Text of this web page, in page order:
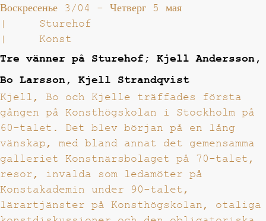
Воскресенье 3/04 - Четверг 5 мая
|
Sturehof
|
Konst
Tre vänner på Sturehof; Kjell Andersson,
Bo Larsson, Kjell Strandqvist
Kjell, Bo och Kjelle träffades första
gången på Konsthögskolan i Stockholm på
60-talet. Det blev början på en lång
vänskap, med bland annat det gemensamma
galleriet Konstnärsbolaget på 70-talet,
resor, invalda som ledamöter på
Konstakademin under 90-talet,
lärartjänster på Konsthögskolan, otaliga